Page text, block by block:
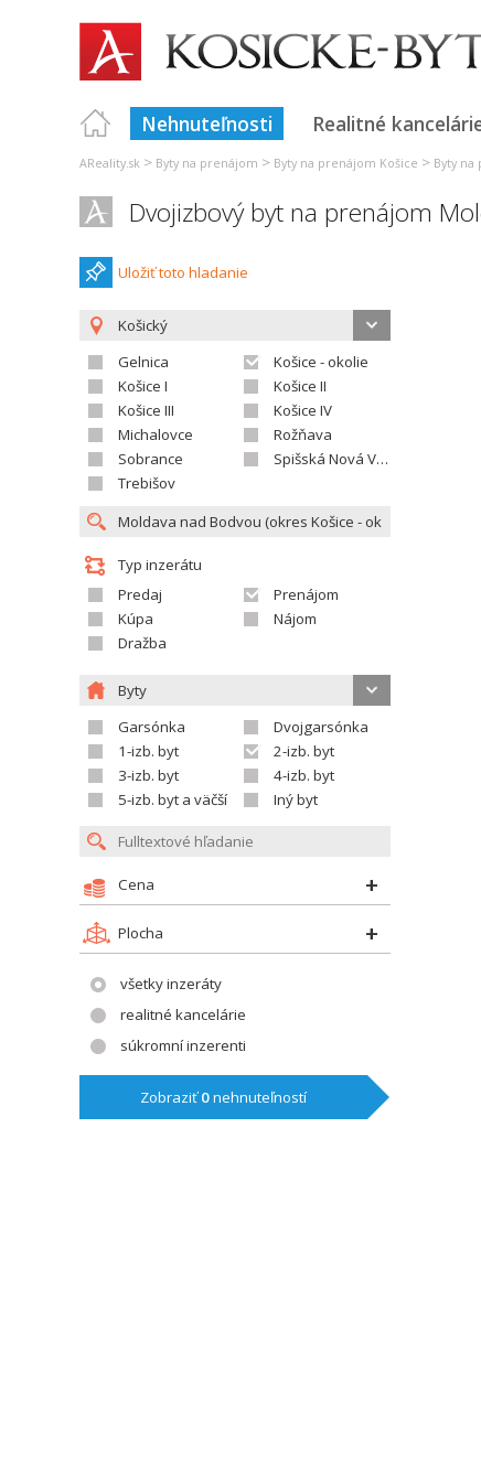
Nehnuteľnosti Realitné
AReality.sk > Byty na prenájom > Byty na prenájom Košice > Byty na
Dvojizbový byt na prenájom
Uložiť toto hladanie
Košický
Gelnica
Košice - okolie
Košice I
Košice II
Košice III
Košice IV
Michalovce
Rožňava
Sobrance
Spišská Nová Ves
Trebišov
Typ inzerátu
Predaj
Prenájom
Kúpa
Nájom
Dražba
Byty
Garsónka
Dvojgarsónka
1-izb. byt
2-izb. byt
3-izb. byt
4-izb. byt
5-izb. byt a väčší
Iný byt
Cena
Plocha
všetky inzeráty
realitné kancelárie
súkromní inzerenti
Zobraziť0nehnuteľností